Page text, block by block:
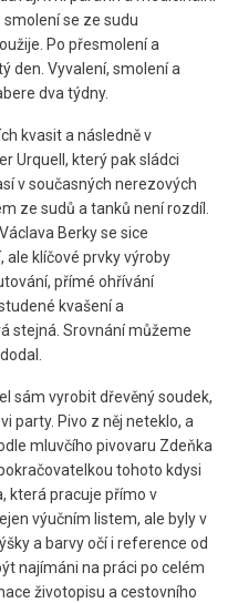
smolení se ze sudu
Po přesmolení a
den. Vyvalení, smolení a
dva týdny.
kvasit a následně v
Urquell, který pak sládci
v současných nerezových
ze sudů a tanků není rozdíl.
Berky se sice
klíčové prvky výroby
přímé ohřívání
kvašení a
stejná. Srovnání můžeme
sám vyrobit dřevěný soudek,
party. Pivo z něj neteklo, a
mluvčího pivovaru Zdeňka
tohoto kdysi
která pracuje přímo v
výučním listem, ale byly v
a barvy očí i reference od
najímáni na práci po celém
životopisu a cestovního